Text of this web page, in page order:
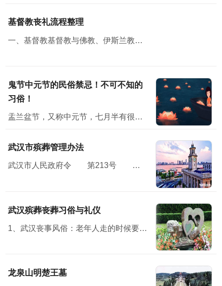
基督教丧礼流程整理
一、基督教基督教与佛教、伊斯兰教并称三大宗教，无论从规模，还是从影响方面，基督教都堪称世界第一大宗教。
鬼节中元节的民俗禁忌！不可不知的
习俗！
盂兰盆节，又称中元节，七月半有很多民俗禁忌；民间在中元节这天会举办祭祀活动怀念亲人，并对未来寄予美好的祝愿。节日习俗主要有祭祖、放河灯、祀亡魂、焚纸锭等七月半”原本...
武汉市殡葬管理办法
武汉市人民政府令 第213号 《武汉市殡葬管理办法》已经2010年11月15日市人民政府第119次常务会议通过，现予公布，自2011年1月7日起施行。<...
武汉殡葬丧葬习俗与礼仪
1、武汉丧事风俗：老年人走的时候要有子女在旁，才方便说下最后遗嘱之类的话。 2、布置灵堂，灵堂设在堂屋中，灵堂前壁上布置个“奠”字，“奠”字下面是供桌，供桌上面放鱼、肉、馒头水...
龙泉山明楚王墓